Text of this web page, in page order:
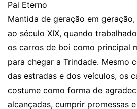
Pai Eterno
Mantida de geração em
ao século XIX, quando
os carros de boi como principal
para chegar a Trindade. Mesmo
das estradas e dos veículos, os
costume como forma de
alcançadas, cumprir promessas